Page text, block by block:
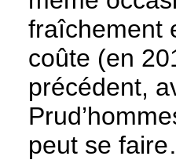
fraîchement
coûte (en
précédent,
peut se